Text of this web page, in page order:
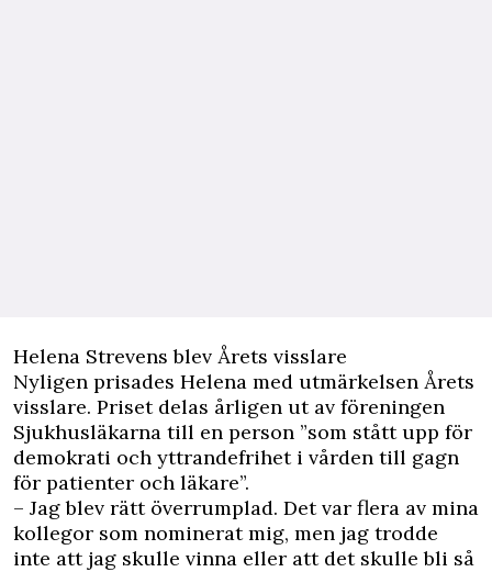
Helena Strevens blev Årets visslare
Nyligen prisades Helena med utmärkelsen Årets
visslare. Priset delas årligen ut av föreningen
Sjukhusläkarna till en person ”som stått upp för
demokrati och yttrandefrihet i vården till gagn
för patienter och läkare”.
– Jag blev rätt överrumplad. Det var flera av mina
kollegor som nominerat mig, men jag trodde
inte att jag skulle vinna eller att det skulle bli så